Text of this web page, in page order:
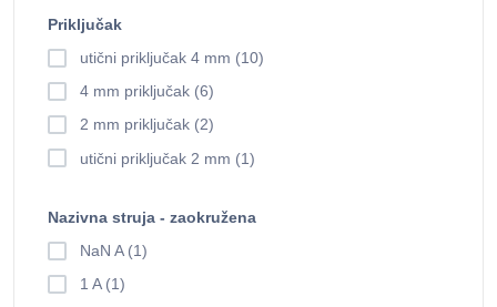
Priključak
utični priključak 4 mm (10)
4 mm priključak (6)
2 mm priključak (2)
utični priključak 2 mm (1)
Nazivna struja - zaokružena
NaN A (1)
1 A (1)